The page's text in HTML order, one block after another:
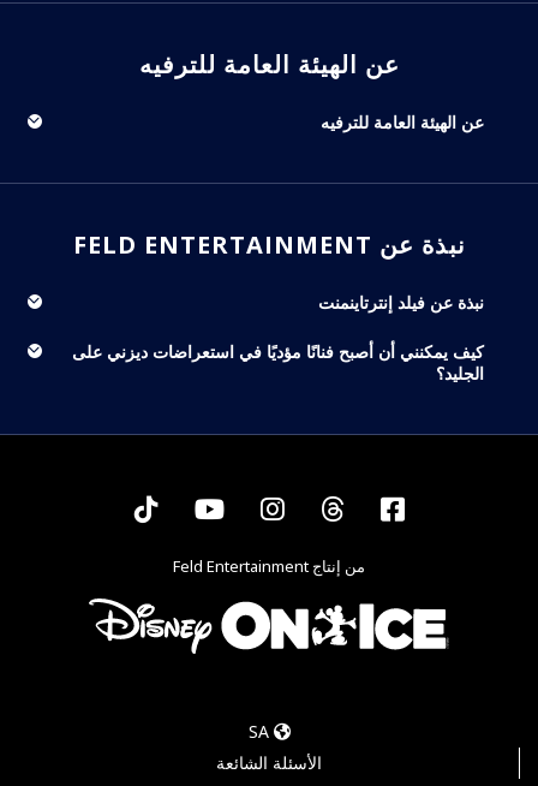
عن الهيئة العامة للترفيه
عن الهيئة العامة للترفيه
نبذة عن FELD ENTERTAINMENT
نبذة عن فيلد إنترتاينمنت
كيف يمكنني أن أصبح فنانًا مؤديًا في استعراضات ديزني على
الجليد؟
Facebook
Threads
Instagram
YouTube
Tiktok
من إنتاج Feld Entertainment
SA
الأسئلة الشائعة